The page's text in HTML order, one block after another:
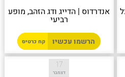
אנדרדוס | הדייג ודג הזהב, מופע
רביעי
הרשמו עכשיו קח כרטיס
17
דצמבר